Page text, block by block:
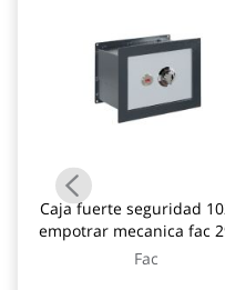
Caja fuerte seguridad
empotrar mecanica fac
370 x 220 mm
Fac